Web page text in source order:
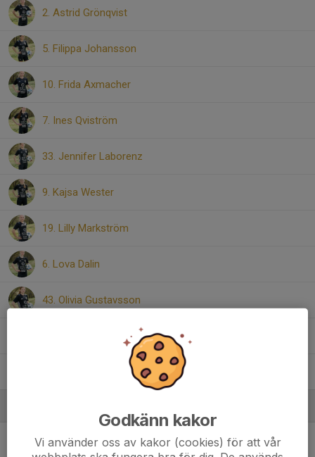
2. Astrid Grönqvist
5. Filippa Johansson
10. Frida Axmacher
7. Ines Qviström
33. Jennifer Laborenz
9. Kajsa Wester
19. Lilly Markström
6. Lova Dalin
43. Olivia Gustavsson
1. Signe Börjesson
Martin Dalin Kontaktledare
Godkänn kakor
Vi använder oss av kakor (cookies) för att vår